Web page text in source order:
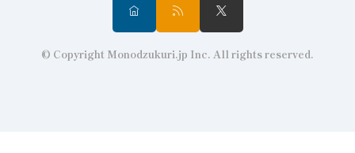
© Copyright Monodzukuri.jp Inc. All rights reserved.